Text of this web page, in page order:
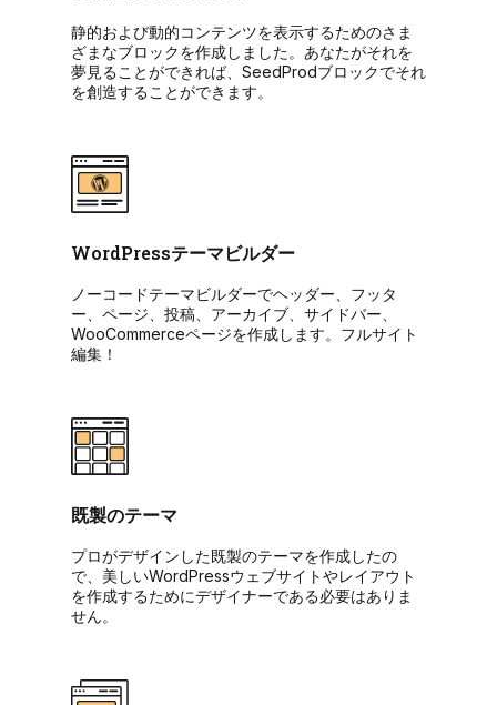
静的および動的コンテンツを表示するためのさま
ざまなブロックを作成しました。あなたがそれを
夢見ることができれば、SeedProdブロックでそれ
を創造することができます。
WordPressテーマビルダー
ノーコードテーマビルダーでヘッダー、フッタ
ー、ページ、投稿、アーカイブ、サイドバー、
WooCommerceページを作成します。フルサイト
編集！
既製のテーマ
プロがデザインした既製のテーマを作成したの
で、美しいWordPressウェブサイトやレイアウト
を作成するためにデザイナーである必要はありま
せん。